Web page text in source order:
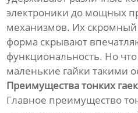
электроники до мощных
механизмов. Их скромный
форма скрывают
функциональность. Но
маленькие гайки такими
Преимущества тонких гаек
Главное преимущество